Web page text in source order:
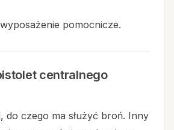
pomocnicze.
centralnego
do czego ma służyć broń. Inny